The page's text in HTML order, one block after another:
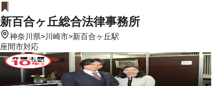
新百合ヶ丘総合法律事務所
神奈川県>川崎市>新百合ヶ丘駅
座間市対応